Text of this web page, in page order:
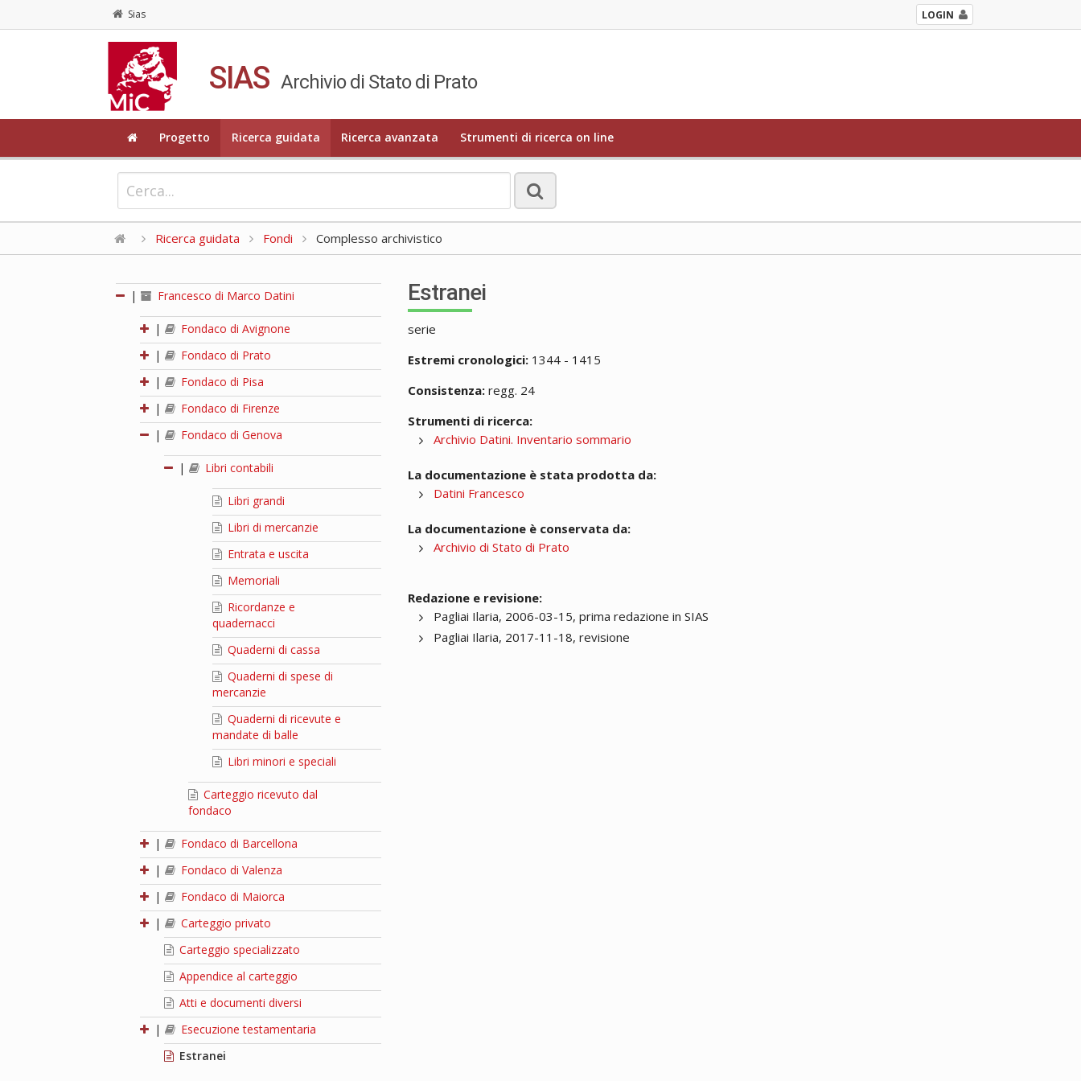
Sias LOGIN
SIAS Archivio di Stato di Prato
Progetto Ricerca guidata Ricerca avanzata Strumenti di ricerca on line
Ricerca guidata Fondi Complesso archivistico
| Francesco di Marco Datini
|
Fondaco di Avignone
|
Fondaco di Prato
|
Fondaco di Pisa
|
Fondaco di Firenze
|
Fondaco di Genova
| Libri contabili
Libri grandi
Libri di mercanzie
Entrata e uscita
Memoriali
Ricordanze e
quadernacci
Quaderni di cassa
Quaderni di spese di
mercanzie
Quaderni di ricevute e
mandate di balle
Libri minori e speciali
Carteggio ricevuto dal
fondaco
|
Fondaco di Barcellona
|
Fondaco di Valenza
|
Fondaco di Maiorca
|
Carteggio privato
Carteggio specializzato
Appendice al carteggio
Atti e documenti diversi
|
Esecuzione testamentaria
Estranei
Estranei
serie
Estremi cronologici: 1344 - 1415
Consistenza: regg. 24
Strumenti di ricerca:
Archivio Datini. Inventario sommario
La documentazione è stata prodotta da:
Datini Francesco
La documentazione è conservata da:
Archivio di Stato di Prato
Redazione e revisione:
Pagliai Ilaria, 2006-03-15, prima redazione in SIAS
Pagliai Ilaria, 2017-11-18, revisione